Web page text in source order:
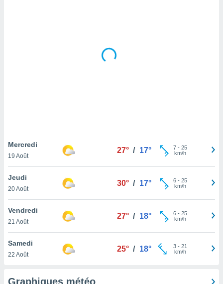
notre
que
et que
Mercredi
19 Août
27° / 17° 7- 25
km/h
Jeudi
20 Août
30° / 17° 6- 25
km/h
Vendredi
21 Août
27° / 18° 6- 25
km/h
Samedi
22 Août
25° / 18° 3- 21
km/h
Graphiques météo